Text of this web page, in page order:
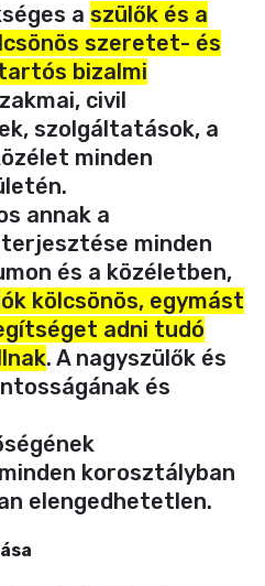
a szülők és a
szeretet- és
bizalmi
civil
szolgáltatások, a
minden
annak a
minden
és a közéletben,
kölcsönös, egymást
adni tudó
. A nagyszülők és
és
korosztályban
elengedhetetlen.